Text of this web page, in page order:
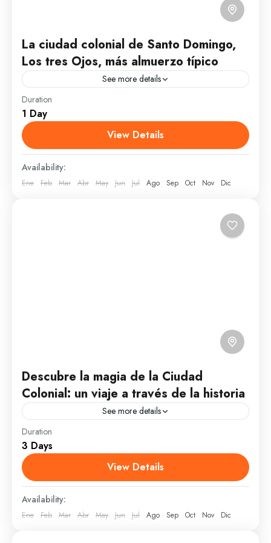
La ciudad colonial de Santo Domingo,
Los tres Ojos, más almuerzo típico
See more details
En esta excursión podrás conocer la primera ciudad
fundada en nuestro país además de lugares muy
importantes y cargados de historia. Además
disfrutaremos del Parque...
Santo Domingo
Fácil
1 Person
Duration
1 Day
View Details
Availability:
Ene Feb Mar Abr May Jun Jul Ago Sep Oct Nov Dic
Descubre la magia de la Ciudad
Colonial: un viaje a través de la historia
See more details
Precio: 00 p/p (escribe y te damos el precio) según
la disponibilidad. Descripción breve En esta
excursión podrás conocer la primera ciudad fundada
en el...
Santo Domingo
Fácil
1 Person
Duration
3 Days
View Details
Availability:
Ene Feb Mar Abr May Jun Jul Ago Sep Oct Nov Dic